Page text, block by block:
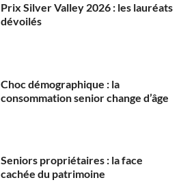
Prix Silver Valley 2026 : les lauréats
dévoilés
Choc démographique : la
consommation senior change d’âge
Seniors propriétaires : la face
cachée du patrimoine